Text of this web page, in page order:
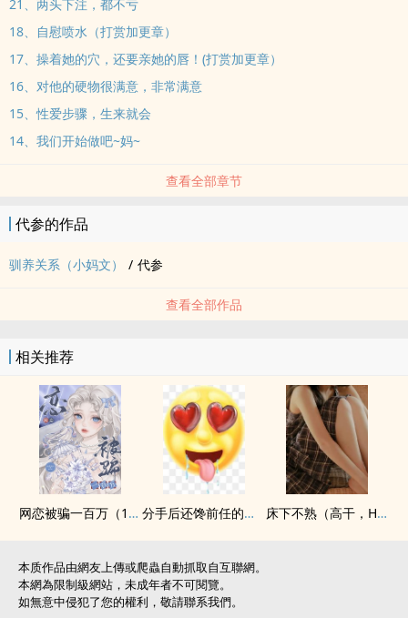
21、两头下注，都不亏
18、‎自‌‍慰‌‍喷水（打赏加更章）
17、操着她的穴，还要亲她的唇！(打赏加更章）
16、对他的硬物很满意，非常满意
15、‌‍性‎爱‎步骤，生来就会
14、我们开始做吧~妈~
查看全部章节
代参的作品
驯养关系（小妈文） / 代参
查看全部作品
相关推荐
网恋被骗一百万（1V1,SC） 分手后还馋前任的身体（校园H） 床下不熟（高干，H）
本质作品由網友上傳或爬蟲自動抓取自互聯網。
本網為限制級網站，未成年者不可閱覽。
如無意中侵犯了您的權利，敬請聯系我們。